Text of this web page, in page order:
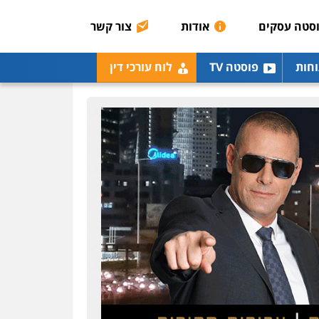
עסקים אודות צור קשר
פוסטה TV לוח עורכי דין
0507120031
עו"ד אייל אביטל
פלילי פשיעה חמורה
מעצרים וחקירות
0544712201
עו"ד בועז קניג
פלילי משפחה כלכלי צבאי
0507003001
ויקי שמואל – משרד עו"ד
פלילי משפט פלילי
0528959600